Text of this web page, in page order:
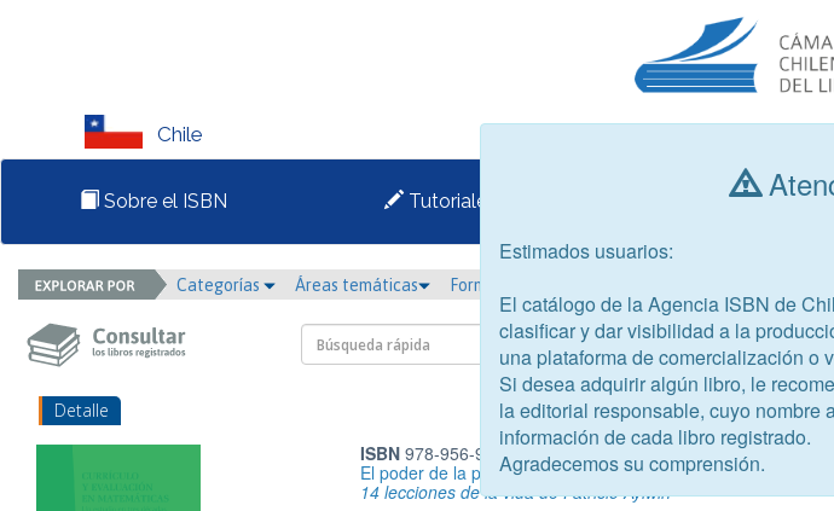
Chile
Sobre el ISBN Tutoriales Consultar libros
Categorías Áreas temáticas Formato
Detalle
ISBN978-956-9171-21-5
El poder de la paradoja
14 lecciones de la vida de Patricio Aylwin
Estimados usuarios:
El catálogo de la Agencia ISBN de
clasificar y dar visibilidad a la
una plataforma de comercialización o
Si desea adquirir algún libro, le
la editorial responsable, cuyo nombre
información de cada libro registrado.
Agradecemos su comprensión.